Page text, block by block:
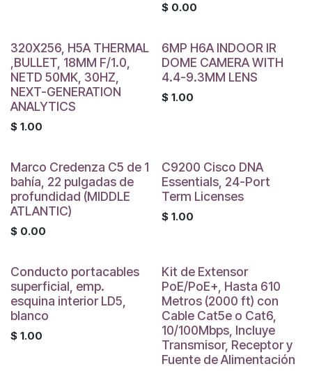
$ 0.00
320X256, H5A THERMAL
,BULLET, 18MM F/1.0,
NETD 50MK, 30HZ,
NEXT-GENERATION
ANALYTICS
$ 1.00
6MP H6A INDOOR IR
DOME CAMERA WITH
4.4-9.3MM LENS
$ 1.00
Marco Credenza C5 de 1
bahía, 22 pulgadas de
profundidad (MIDDLE
ATLANTIC)
$ 0.00
C9200 Cisco DNA
Essentials, 24-Port
Term Licenses
$ 1.00
Conducto portacables
superficial, emp.
esquina interior LD5,
blanco
$ 1.00
Kit de Extensor
PoE/PoE+, Hasta 610
Metros (2000 ft) con
Cable Cat5e o Cat6,
10/100Mbps, Incluye
Transmisor, Receptor y
Fuente de Alimentación